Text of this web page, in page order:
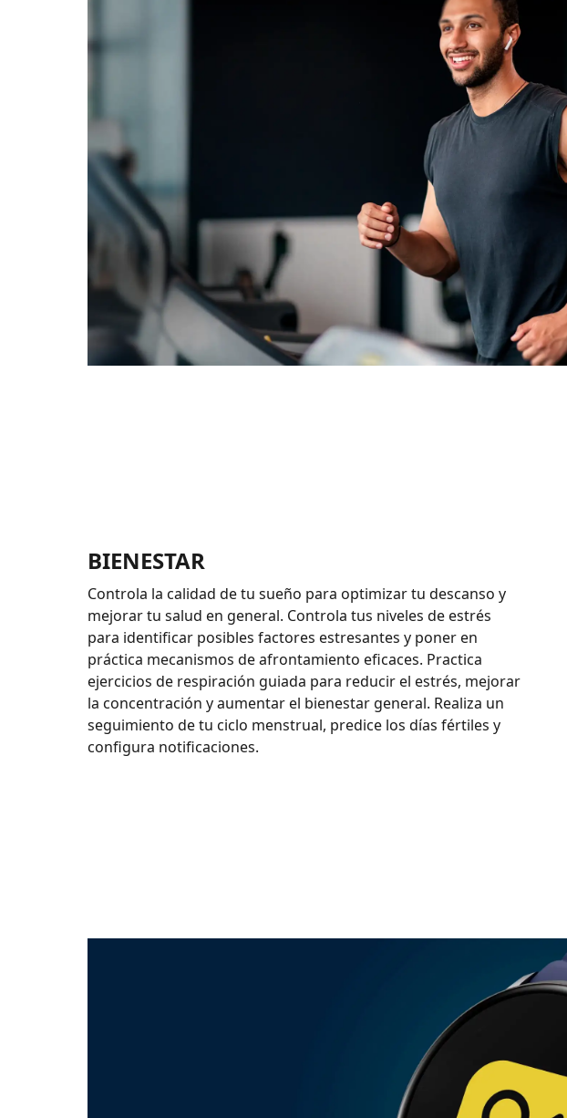
BIENESTAR
Controla la calidad de tu sueño para optimizar tu descanso y
mejorar tu salud en general. Controla tus niveles de estrés
para identificar posibles factores estresantes y poner en
práctica mecanismos de afrontamiento eficaces. Practica
ejercicios de respiración guiada para reducir el estrés, mejorar
la concentración y aumentar el bienestar general. Realiza un
seguimiento de tu ciclo menstrual, predice los días fértiles y
configura notificaciones.